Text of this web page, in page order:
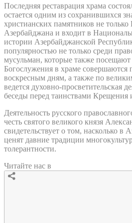
Последняя реставрация храма
остается одним из сохранившихся
христианских памятников не
Азербайджана и входит в
истории Азербайджанской
популярностью не только среди
мусульман, которые также
Богослужения в храме совершаются
воскресным дням, а также по
ведется духовно-просветительская
беседы перед таинствами Крещения
Деятельность русского
честь святого великого князя
свидетельствует о том, насколько в
ценят давние традиции
толерантности.
Читайте нас в